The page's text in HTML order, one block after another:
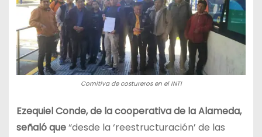
Comitiva de costureros en el INTI
Ezequiel Conde, de la cooperativa de la Alameda,
señaló que“desde la ‘reestructuración’ de las